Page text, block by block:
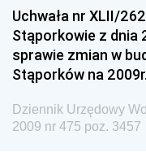
Dziennik
Narodowego i
Dziennik
Społecznej
Dziennik
Granicznej
Uchwała nr XLII/
Stąporkowie z dnia
sprawie zmian w
Stąporków na 2009r.
Dziennik Urzędowy
2009 nr 475 poz. 3457